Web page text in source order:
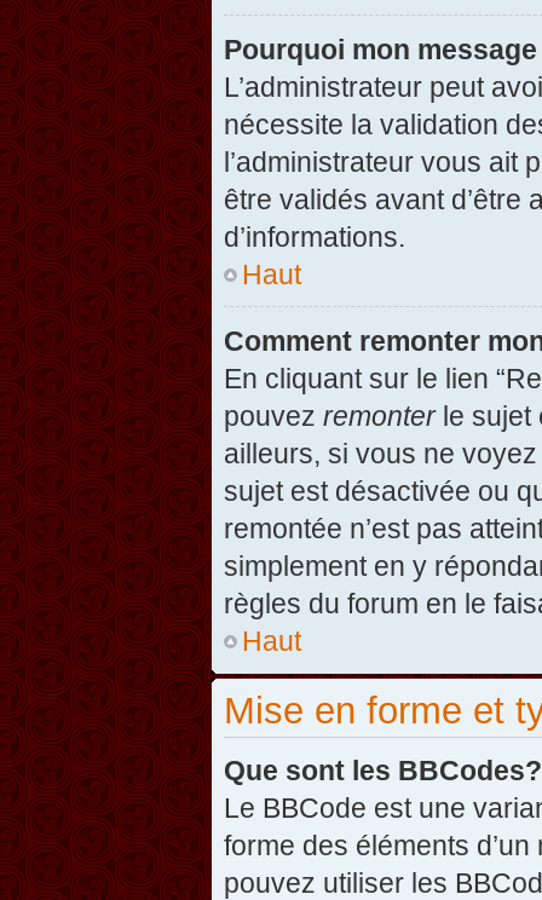
Pourquoi mon
L’administrateur peut
nécessite la validation
l’administrateur vous ait
être validés avant d’être
d’informations.
Haut
Comment remonter
En cliquant sur le lien
pouvez remonterle sujet
ailleurs, si vous ne
sujet est désactivée ou
remontée n’est pas
simplement en y
règles du forum en le
Haut
Mise en forme et
Que sont les BBCodes?
Le BBCode est une
forme des éléments
pouvez utiliser les